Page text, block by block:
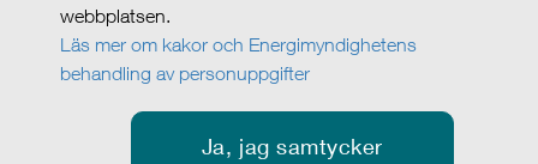
webbplatsen.
Läs mer om kakor och Energimyndighetens
behandling av personuppgifter
Ja, jag samtycker